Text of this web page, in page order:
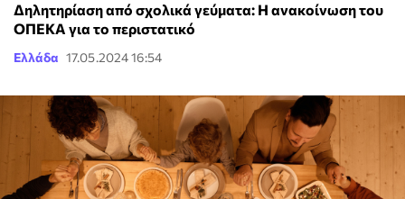
Δηλητηρίαση από σχολικά γεύματα: Η ανακοίνωση του
ΟΠΕΚΑ για το περιστατικό
Ελλάδα 17.05.2024 16:54